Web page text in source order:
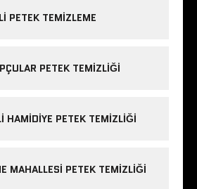
PETEK TEMIZLEME
PETEK TEMIZLIĞI
HAMIDIYE PETEK TEMIZLIĞI
MAHALLESI PETEK TEMIZLIĞI